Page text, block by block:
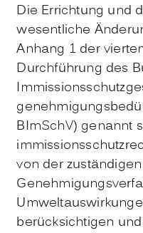
Die Errichtung und
wesentliche
Anhang 1 der
Durchführung des
BImSchV) genannt
von der
berücksichtigen